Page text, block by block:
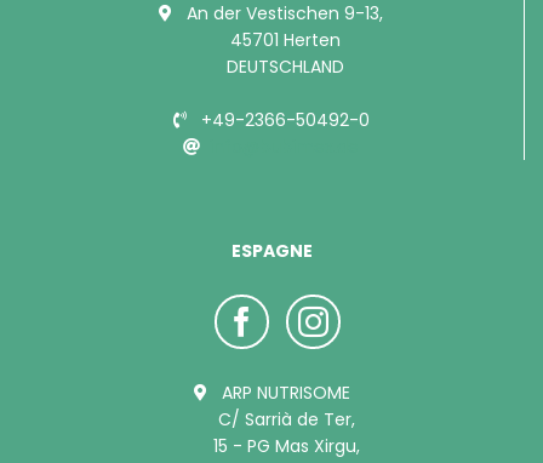
An der Vestischen 9-13,
45701 Herten
DEUTSCHLAND
+49-2366-50492-0
ESPAGNE
ARP NUTRISOME
C/ Sarrià de Ter,
15 - PG Mas Xirgu,